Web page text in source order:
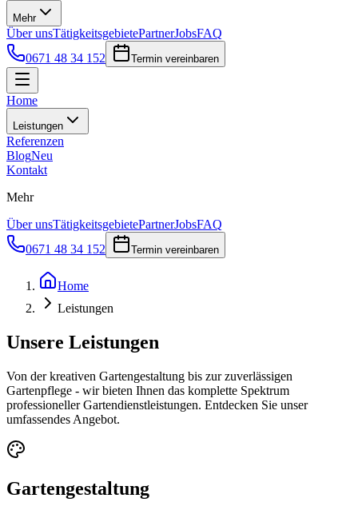
Mehr
Über unsTätigkeitsgebietePartnerJobsFAQ
0671 48 34 152
Termin vereinbaren
Home
Leistungen
Referenzen
BlogNeu
Kontakt
Mehr
Über unsTätigkeitsgebietePartnerJobsFAQ
0671 48 34 152
Termin vereinbaren
Home
Leistungen
Unsere Leistungen
Von der kreativen Gartengestaltung bis zur zuverlässigen
Gartenpflege - wir bieten Ihnen das komplette Spektrum
professioneller Gartendienstleistungen. Entdecken Sie unser
umfassendes Angebot.
Gartengestaltung